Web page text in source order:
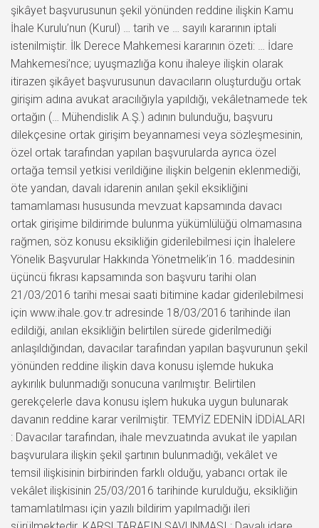
şikâyet başvurusunun şekil yönünden reddine ilişkin Kamu
İhale Kurulu’nun (Kurul) … tarih ve … sayılı kararının iptali
istenilmiştir. İlk Derece Mahkemesi kararının özeti: … İdare
Mahkemesi’nce; uyuşmazlığa konu ihaleye ilişkin olarak
itirazen şikâyet başvurusunun davacıların oluşturduğu ortak
girişim adına avukat aracılığıyla yapıldığı, vekâletnamede tek
ortağın (… Mühendislik A.Ş.) adının bulunduğu, başvuru
dilekçesine ortak girişim beyannamesi veya sözleşmesinin,
özel ortak tarafından yapılan başvurularda ayrıca özel
ortağa temsil yetkisi verildiğine ilişkin belgenin eklenmediği,
öte yandan, davalı idarenin anılan şekil eksikliğini
tamamlaması hususunda mevzuat kapsamında davacı
ortak girişime bildirimde bulunma yükümlülüğü olmamasına
rağmen, söz konusu eksikliğin giderilebilmesi için İhalelere
Yönelik Başvurular Hakkında Yönetmelik’in 16. maddesinin
üçüncü fıkrası kapsamında son başvuru tarihi olan
21/03/2016 tarihi mesai saati bitimine kadar giderilebilmesi
için www.ihale.gov.tr adresinde 18/03/2016 tarihinde ilan
edildiği, anılan eksikliğin belirtilen sürede giderilmediği
anlaşıldığından, davacılar tarafından yapılan başvurunun şekil
yönünden reddine ilişkin dava konusu işlemde hukuka
aykırılık bulunmadığı sonucuna varılmıştır. Belirtilen
gerekçelerle dava konusu işlem hukuka uygun bulunarak
davanın reddine karar verilmiştir. TEMYİZ EDENİN İDDİALARI
: Davacılar tarafından, ihale mevzuatında avukat ile yapılan
başvurulara ilişkin şekil şartının bulunmadığı, vekâlet ve
temsil ilişkisinin birbirinden farklı olduğu, yabancı ortak ile
vekâlet ilişkisinin 25/03/2016 tarihinde kurulduğu, eksikliğin
tamamlatılması için yazılı bildirim yapılmadığı ileri